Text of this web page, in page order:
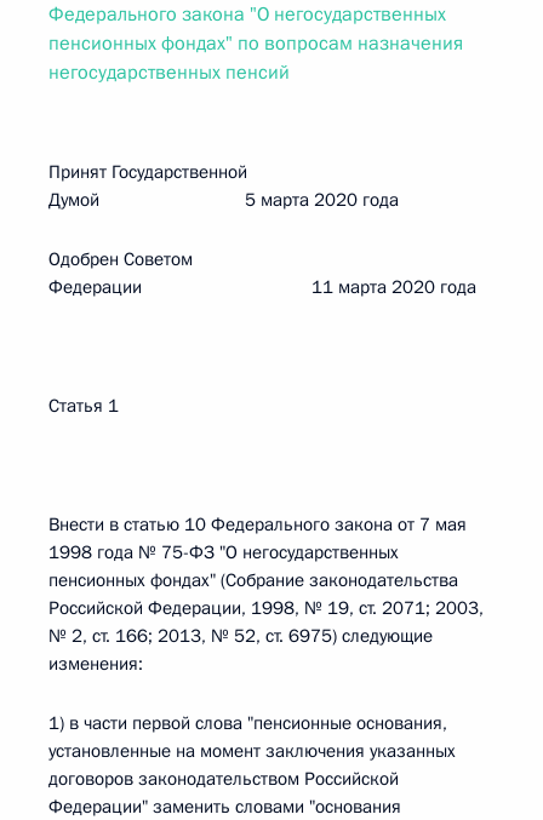
Федерального закона "О негосударственных
пенсионных фондах" по вопросам назначения
негосударственных пенсий
Принят Государственной
Думой 5 марта 2020 года
Одобрен Советом
Федерации 11 марта 2020 года
Статья 1
Внести в статью 10 Федерального закона от 7 мая
1998 года № 75-ФЗ "О негосударственных
пенсионных фондах" (Собрание законодательства
Российской Федерации, 1998, № 19, ст. 2071; 2003,
№ 2, ст. 166; 2013, № 52, ст. 6975) следующие
изменения:
1) в части первой слова "пенсионные основания,
установленные на момент заключения указанных
договоров законодательством Российской
Федерации" заменить словами "основания